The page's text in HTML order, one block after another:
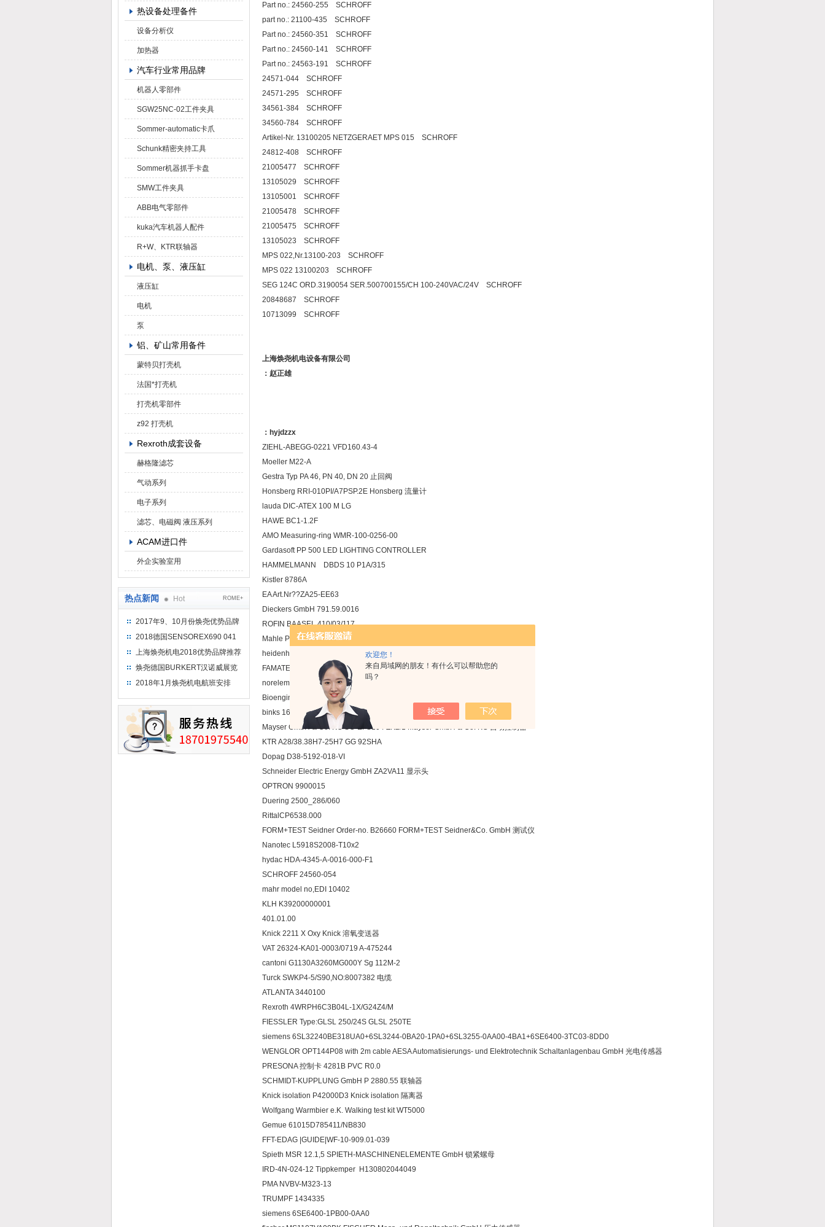
欢迎您！
来自局域网的朋友！有什么可以帮助您的
吗？
热设备处理备件
设备分析仪
加热器
汽车行业常用品牌
机器人零部件
SGW25NC-02工件夹具
Sommer-automatic卡爪
Schunk精密夹持工具
Sommer机器抓手卡盘
SMW工件夹具
ABB电气零部件
kuka汽车机器人配件
R+W、KTR联轴器
电机、泵、液压缸
液压缸
电机
泵
铝、矿山常用备件
蒙特贝打壳机
法国*打壳机
打壳机零部件
z92 打壳机
Rexroth成套设备
赫格隆滤芯
气动系列
电子系列
滤芯、电磁阀 液压系列
ACAM进口件
外企实验室用
热点新闻 Hot ROME+
2017年9、10月份焕尧优势品牌
推荐
2018德国SENSOREX690 041
415 D
上海焕尧机电2018优势品牌推荐
焕尧德国BURKERT汉诺威展览
（2018）
2018年1月焕尧机电航班安排
Part no.: 24560-255 SCHROFF
part no.: 21100-435 SCHROFF
Part no.: 24560-351 SCHROFF
Part no.: 24560-141 SCHROFF
Part no.: 24563-191 SCHROFF
24571-044 SCHROFF
24571-295 SCHROFF
34561-384 SCHROFF
34560-784 SCHROFF
Artikel-Nr. 13100205 NETZGERAET MPS 015 SCHROFF
24812-408 SCHROFF
21005477 SCHROFF
13105029 SCHROFF
13105001 SCHROFF
21005478 SCHROFF
21005475 SCHROFF
13105023 SCHROFF
MPS 022,Nr.13100-203 SCHROFF
MPS 022 13100203 SCHROFF
SEG 124C ORD.3190054 SER.500700155/CH 100-240VAC/24V SCHROFF
20848687 SCHROFF
10713099 SCHROFF
上海焕尧机电设备有限公司
：赵正雄
：hyjdzzx
ZIEHL-ABEGG-0221 VFD160.43-4
Moeller M22-A
Gestra Typ PA 46, PN 40, DN 20 止回阀
Honsberg RRI-010PI/A7PSP.2E Honsberg 流量计
lauda DIC-ATEX 100 M LG
HAWE BC1-1.2F
AMO Measuring-ring WMR-100-0256-00
Gardasoft PP 500 LED LIGHTING CONTROLLER
HAMMELMANN DBDS 10 P1A/315
Kistler 8786A
EA Art.Nr??ZA25-EE63
Dieckers GmbH 791.59.0016
ROFIN BAASEL 410/03/117
Mahle PI 8405 DRG25 V2A/K99
heidenhain 320200-22
FAMATEC 81.190.078
norelem 08910 A10X12
Bioengineering AG 307597;646727; 1.4404(GM5)26208
binks 162719
Mayser GmbH & Co. KG SG-EFS104 ZK2/1 Mayser GmbH & Co. KG 自动控制器
KTR A28/38.38H7-25H7 GG 92SHA
Dopag D38-5192-018-VI
Schneider Electric Energy GmbH ZA2VA11 显示头
OPTRON 9900015
Duering 2500_286/060
RittalCP6538.000
FORM+TEST Seidner Order-no. B26660 FORM+TEST Seidner&Co. GmbH 测试仪
Nanotec L5918S2008-T10x2
hydac HDA-4345-A-0016-000-F1
SCHROFF 24560-054
mahr model no,EDI 10402
KLH K39200000001
401.01.00
Knick 2211 X Oxy Knick 溶氧变送器
VAT 26324-KA01-0003/0719 A-475244
cantoni G1130A3260MG000Y Sg 112M-2
Turck SWKP4-5/S90,NO:8007382 电缆
ATLANTA 3440100
Rexroth 4WRPH6C3B04L-1X/G24Z4/M
FIESSLER Type:GLSL 250/24S GLSL 250TE
siemens 6SL32240BE318UA0+6SL3244-0BA20-1PA0+6SL3255-0AA00-4BA1+6SE6400-3TC03-8DD0
WENGLOR OPT144P08 with 2m cable AESA Automatisierungs- und Elektrotechnik Schaltanlagenbau GmbH 光电传感器
PRESONA 控制卡 4281B PVC R0.0
SCHMIDT-KUPPLUNG GmbH P 2880.55 联轴器
Knick isolation P42000D3 Knick isolation 隔离器
Wolfgang Warmbier e.K. Walking test kit WT5000
Gemue 61015D785411/NB830
FFT-EDAG |GUIDE|WF-10-909.01-039
Spieth MSR 12.1,5 SPIETH-MASCHINENELEMENTE GmbH 锁紧螺母
IRD-4N-024-12 Tippkemper H130802044049
PMA NVBV-M323-13
TRUMPF 1434335
siemens 6SE6400-1PB00-0AA0